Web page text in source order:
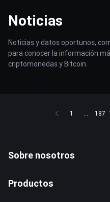
Noticias
Noticias y datos oportunos,
para conocer la información
criptomonedas y Bitcoin.
1 ... 187
Sobre nosotros
Productos